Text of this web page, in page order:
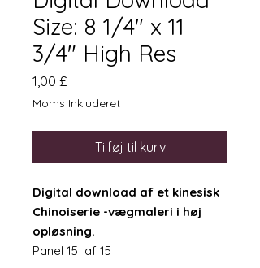
Size: 8 1/4" x 11
3/4" High Res
1,00 £
Moms Inkluderet
Tilføj til kurv
Digital download af et kinesisk
Chinoiserie -vægmaleri i høj
opløsning.
Panel 15 af 15